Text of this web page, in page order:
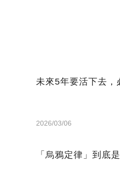
未來5年要活下去，
2026/03/06
「烏鴉定律」到底